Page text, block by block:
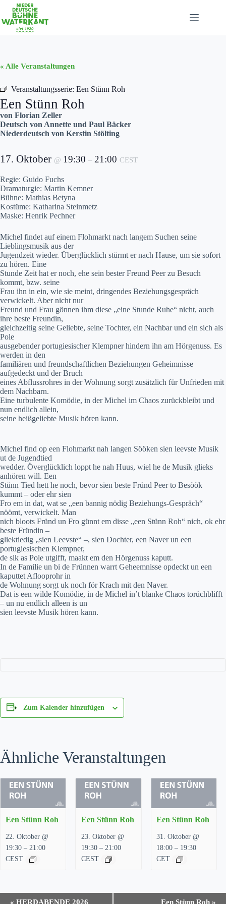
Inhalt
springen
« Alle Veranstaltungen
Veranstaltungsserie: Een Stünn Roh
Een Stünn Roh
von Florian Zeller
Deutsch von Annette und Paul Bäcker
Niederdeutsch von Kerstin Stölting
17. Oktober @ 19:30 – 21:00 CEST
Regie: Guido Fuchs
Dramaturgie: Martin Kemner
Bühne: Mathias Betyna
Kostüme: Katharina Steinmetz
Maske: Henrik Pechner
Michel findet auf einem Flohmarkt nach langem Suchen seine
Lieblingsmusik aus der
Jugendzeit wieder. Überglücklich stürmt er nach Hause, um sie sofort
zu hören. Eine
Stunde Zeit hat er noch, ehe sein bester Freund Peer zu Besuch
kommt, bzw. seine
Frau ihn in ein, wie sie meint, dringendes Beziehungsgespräch
verwickelt. Aber nicht nur
Freund und Frau gönnen ihm diese „eine Stunde Ruhe“ nicht, auch
ihre beste Freundin,
gleichzeitig seine Geliebte, seine Tochter, ein Nachbar und ein sich als
Pole
ausgebender portugiesischer Klempner hindern ihn am Hörgenuss. Es
werden in den
familiären und freundschaftlichen Beziehungen Geheimnisse
aufgedeckt und der Bruch
eines Abflussrohres in der Wohnung sorgt zusätzlich für Unfrieden mit
dem Nachbarn.
Eine turbulente Komödie, in der Michel im Chaos zurückbleibt und
nun endlich allein,
seine heißgeliebte Musik hören kann.
Michel find op een Flohmarkt nah langen Sööken sien leevste Musik
ut de Jugendtied
wedder. Överglücklich loppt he nah Huus, wiel he de Musik glieks
anhören will. Een
Stünn Tied hett he noch, bevor sien beste Fründ Peer to Besöök
kummt – oder ehr sien
Fro em in dat, wat se „een bannig nödig Beziehungs-Gespräch“
nöömt, verwickelt. Man
nich bloots Fründ un Fro günnt em disse „een Stünn Roh“ nich, ok ehr
beste Fründin –
gliektiedig „sien Leevste“ –, sien Dochter, een Naver un een
portugiesischen Klempner,
de sik as Pole utgifft, maakt em den Hörgenuss kaputt.
In de Familie un bi de Frünnen warrt Geheemnisse opdeckt un een
kaputtet Aflooprohr in
de Wohnung sorgt uk noch för Krach mit den Naver.
Dat is een wilde Komödie, in de Michel in’t blanke Chaos torüchblifft
– un nu endlich alleen is un
sien leevste Musik hören kann.
Zum Kalender hinzufügen
Ähnliche Veranstaltungen
Een Stünn Roh
22. Oktober @
19:30 – 21:00
CEST
Een Stünn Roh
23. Oktober @
19:30– 21:00
CEST
Een Stünn Roh
31. Oktober @
18:00– 19:30
CET
« HERDABENDE 2026 Een Stünn Roh »